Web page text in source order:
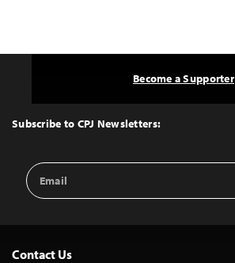
Top
Subscribe to CPJ Newsletters:
Email
Address
Become a Supporter
Contact Us